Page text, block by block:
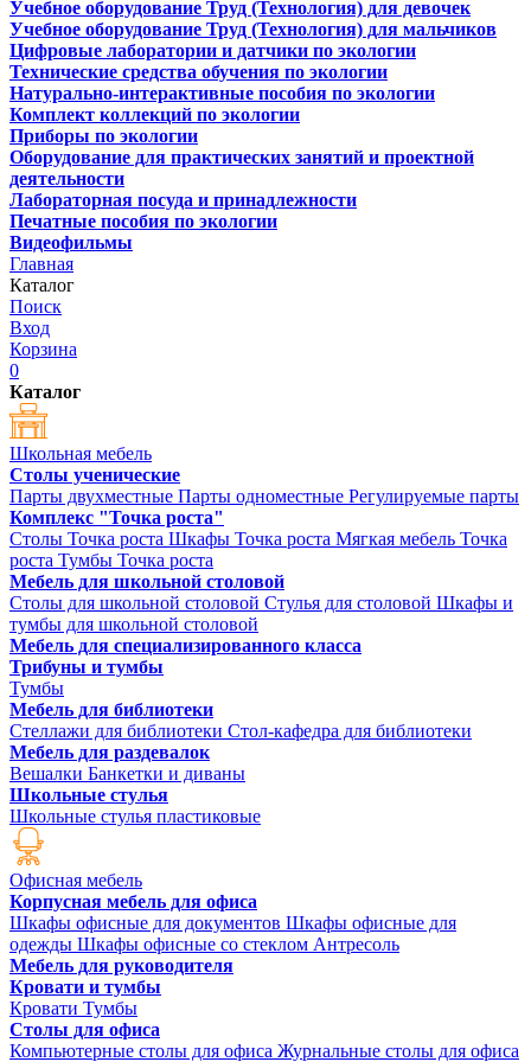
Учебное оборудование Труд (Технология) для девочек
Учебное оборудование Труд (Технология) для мальчиков
Цифровые лаборатории и датчики по экологии
Технические средства обучения по экологии
Натурально-интерактивные пособия по экологии
Комплект коллекций по экологии
Приборы по экологии
Оборудование для практических занятий и проектной
деятельности
Лабораторная посуда и принадлежности
Печатные пособия по экологии
Видеофильмы
Главная
Каталог
Поиск
Вход
Корзина
0
Каталог
Школьная мебель
Столы ученические
Парты двухместные Парты одноместные Регулируемые парты
Комплекс "Точка роста"
Столы Точка роста Шкафы Точка роста Мягкая мебель Точка
роста Тумбы Точка роста
Мебель для школьной столовой
Столы для школьной столовой Стулья для столовой Шкафы и
тумбы для школьной столовой
Мебель для специализированного класса
Трибуны и тумбы
Тумбы
Мебель для библиотеки
Стеллажи для библиотеки Стол-кафедра для библиотеки
Мебель для раздевалок
Вешалки Банкетки и диваны
Школьные стулья
Школьные стулья пластиковые
Офисная мебель
Корпусная мебель для офиса
Шкафы офисные для документов Шкафы офисные для
одежды Шкафы офисные со стеклом Антресоль
Мебель для руководителя
Кровати и тумбы
Кровати Тумбы
Столы для офиса
Компьютерные столы для офиса Журнальные столы для офиса